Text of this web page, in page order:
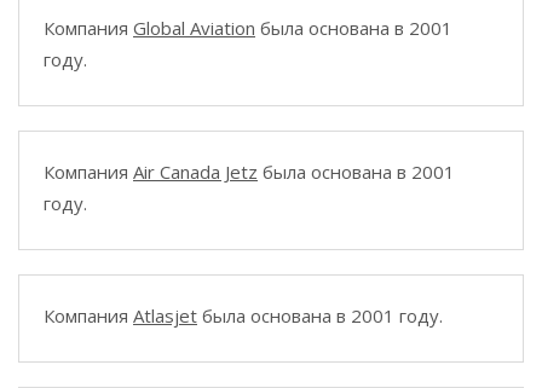
Компания Global Aviation была основана в 2001
году.
Компания Air Canada Jetz была основана в 2001
году.
Компания Atlasjet была основана в 2001 году.